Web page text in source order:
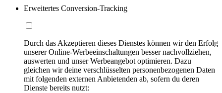
Erweitertes Conversion-Tracking
Durch das Akzeptieren dieses Dienstes können wir den Erfolg
unserer Online-Werbeeinschaltungen besser nachvollziehen,
auswerten und unser Werbeangebot optimieren. Dazu
gleichen wir deine verschlüsselten personenbezogenen Daten
mit folgenden externen Anbietenden ab, sofern du deren
Dienste bereits nutzt: